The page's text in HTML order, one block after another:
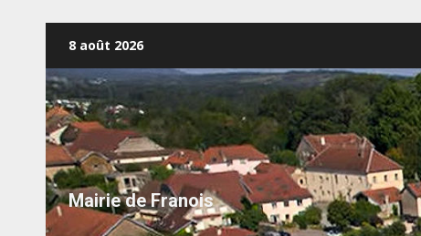
content
8 août 2026
Mairie de Franois